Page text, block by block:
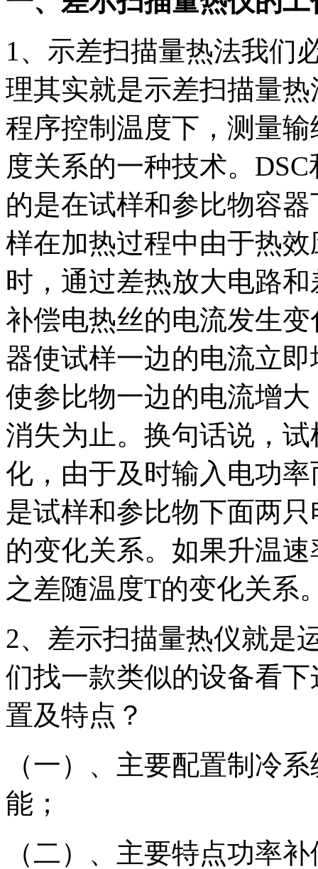
1、示差扫描量热法我们
理其实就是示差扫描量
程序控制温度下，测量
度关系的一种技术。
的是在试样和参比物容
样在加热过程中由于热
时，通过差热放大电路
补偿电热丝的电流发生
器使试样一边的电流立
使参比物一边的电流增
消失为止。换句话说，
化，由于及时输入电功
是试样和参比物下面两
的变化关系。如果升温
之差随温度T的变化关系
2、差示扫描量热仪就是
们找一款类似的设备看
置及特点？
（一）、主要配置制冷
能；
（二）、主要特点功率